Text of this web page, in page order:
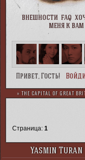
внешности faq
меня к вам
Привет, Гость!
» THE CAPITAL OF GREAT
Страница: 1
Yasmin Turan